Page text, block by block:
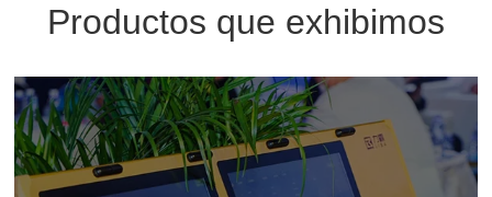
Productos que exhibimos